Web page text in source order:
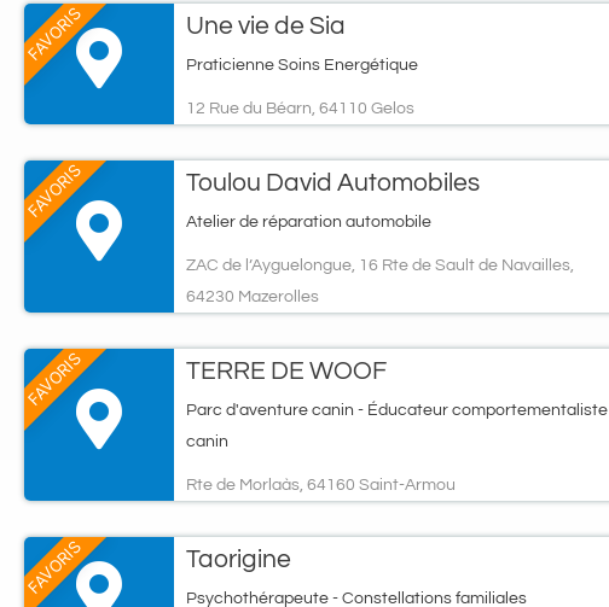
FAVORIS Une vie de Sia
Praticienne Soins Energétique
12 Rue du Béarn, 64110 Gelos
FAVORIS Toulou David Automobiles
Atelier de réparation automobile
ZAC de l’Ayguelongue, 16 Rte de Sault de Navailles,
64230 Mazerolles
FAVORIS TERRE DE WOOF
Parc d'aventure canin - Éducateur comportementaliste
canin
Rte de Morlaàs, 64160 Saint-Armou
FAVORIS Taorigine
Psychothérapeute - Constellations familiales